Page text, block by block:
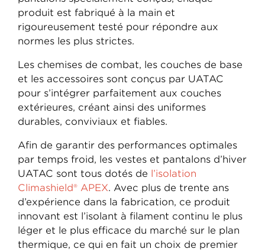
produit est fabriqué à la main et
rigoureusement testé pour répondre aux
normes les plus strictes.
Les chemises de combat, les couches de base
et les accessoires sont conçus par UATAC
pour s’intégrer parfaitement aux couches
extérieures, créant ainsi des uniformes
durables, conviviaux et fiables.
Afin de garantir des performances optimales
par temps froid, les vestes et pantalons d’hiver
UATAC sont tous dotés de l’isolation
Climashield® APEX. Avec plus de trente ans
d’expérience dans la fabrication, ce produit
innovant est l’isolant à filament continu le plus
léger et le plus efficace du marché sur le plan
thermique, ce qui en fait un choix de premier